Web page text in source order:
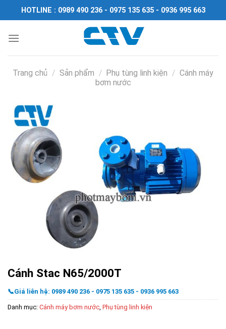
Chuyển
đến
dung
HOTLINE : 0989 490 236 - 0975 135 635 - 0936 995 663
Trang chủ / Sản phẩm / Phụ tùng linh kiện / Cánh máy
bơm nước
Cánh Stac N65/2000T
📞Giá liên hệ: 0989 490 236 - 0975 135 635 - 0936 995 663
Danh mục: Cánh máy bơm nước Phụ tùng linh kiện